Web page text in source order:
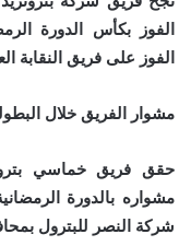
الفوز بكأس الدورة
الفوز على فريق النقابة
مشوار الفريق خلال
مشواره بالدورة
شركة النصر للبترول